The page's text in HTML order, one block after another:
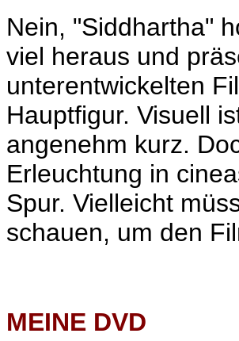
Nein, "Siddhartha"
viel heraus und
unterentwickelten
Hauptfigur. Visuell
angenehm kurz.
Erleuchtung in
Spur. Vielleicht
schauen, um den
MEINE DVD